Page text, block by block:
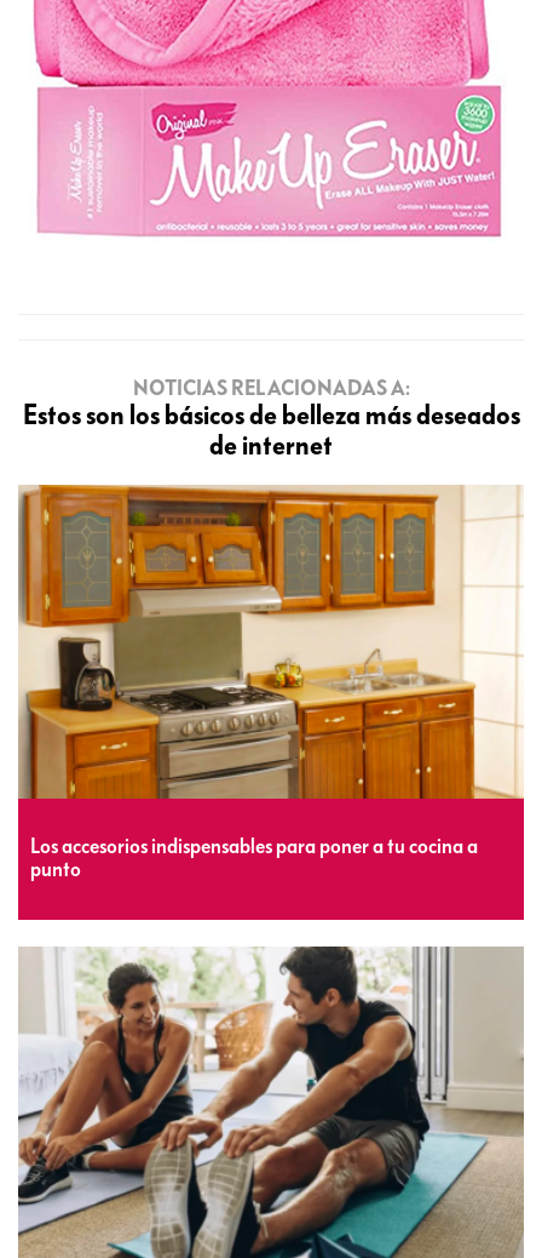
NOTICIAS RELACIONADAS A:
Estos son los básicos de belleza más deseados
de internet
Los accesorios indispensables para poner a tu cocina a
punto